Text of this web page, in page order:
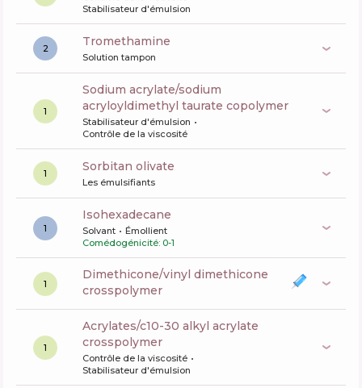
Stabilisateur d'émulsion
2 tromethamine
Solution tampon
1
sodium acrylate/sodium
acryloyldimethyl taurate copolymer
Stabilisateur d'émulsion
Contrôle de la viscosité
1 sorbitan olivate
Les émulsifiants
1
Isohexadecane
Solvant
Émollient
Comédogénicité: 0-1
1
dimethicone/vinyl dimethicone
crosspolymer
1
acrylates/c10-30 alkyl acrylate
crosspolymer
Contrôle de la viscosité
Stabilisateur d'émulsion